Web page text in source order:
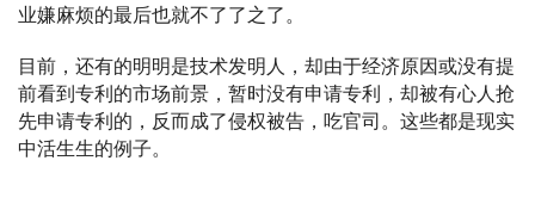
业嫌麻烦的最后也就不了了之了。
目前，还有的明明是技术发明人，却由于经济原因或没有提
前看到专利的市场前景，暂时没有申请专利，却被有心人抢
先申请专利的，反而成了侵权被告，吃官司。这些都是现实
中活生生的例子。